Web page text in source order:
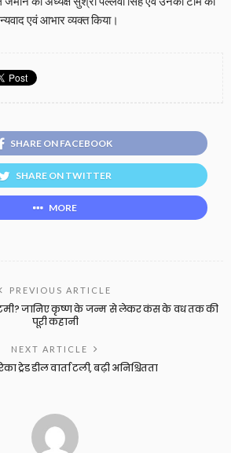
एवं आभार व्यक्त किया।
SHARE ON FACEBOOK
SHARE ON TWITTER
MORE
PREVIOUS ARTICLE
जानिए कृष्ण के जन्म से लेकर कंस के वध तक की
पूरी कहानी
NEXT ARTICLE
ट्रेड डील वार्ता टली, बढ़ी अनिश्चितता